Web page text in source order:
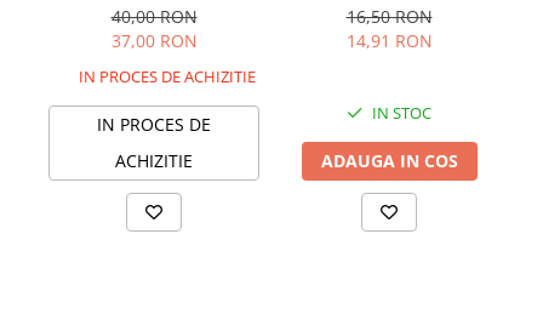
40,00 RON
37,00 RON
IN PROCES DE ACHIZITIE
IN PROCES DE
ACHIZITIE
16,50 RON
14,91 RON
IN STOC
ADAUGA IN COS